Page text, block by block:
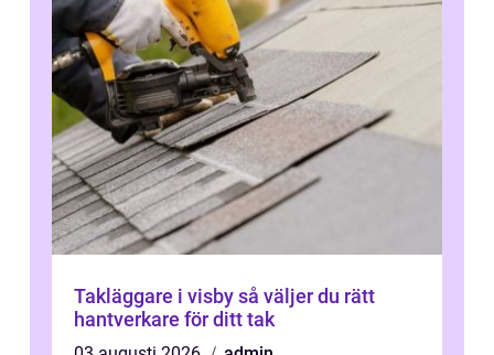
Takläggare i visby så väljer du rätt
hantverkare för ditt tak